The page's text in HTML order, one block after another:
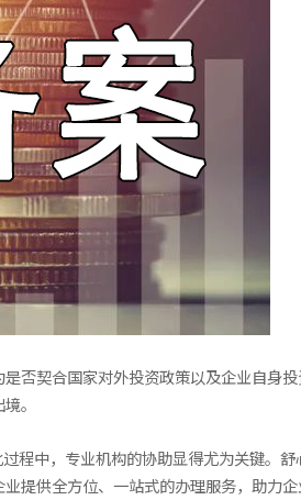
否契合国家对外投资政策以及企业自身
。
程中，专业机构的协助显得尤为关键。
提供全方位、一站式的办理服务，助力